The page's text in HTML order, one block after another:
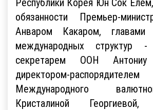
обязанности Премьер-
Анваром Какаром, главами
международных структур -
секретарем ООН Антониу
директором-распорядителем
Международного
Кристалиной Георгиевой,